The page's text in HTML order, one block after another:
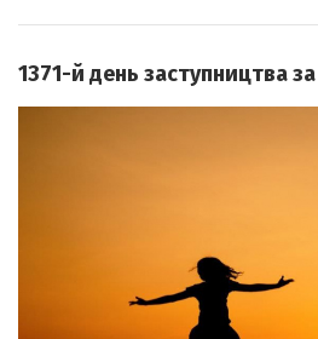
1371-й день заступництва за